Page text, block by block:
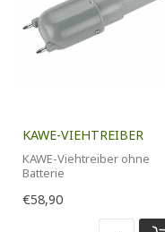
KAWE-VIEHTREIBER
KAWE-Viehtreiber ohne
Batterie
€58,90